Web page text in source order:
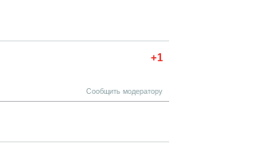
+1
Сообщить модератору